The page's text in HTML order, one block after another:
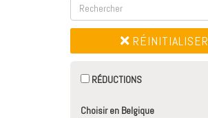
RÉINITIALISER
RÉDUCTIONS
Choisir en Belgique